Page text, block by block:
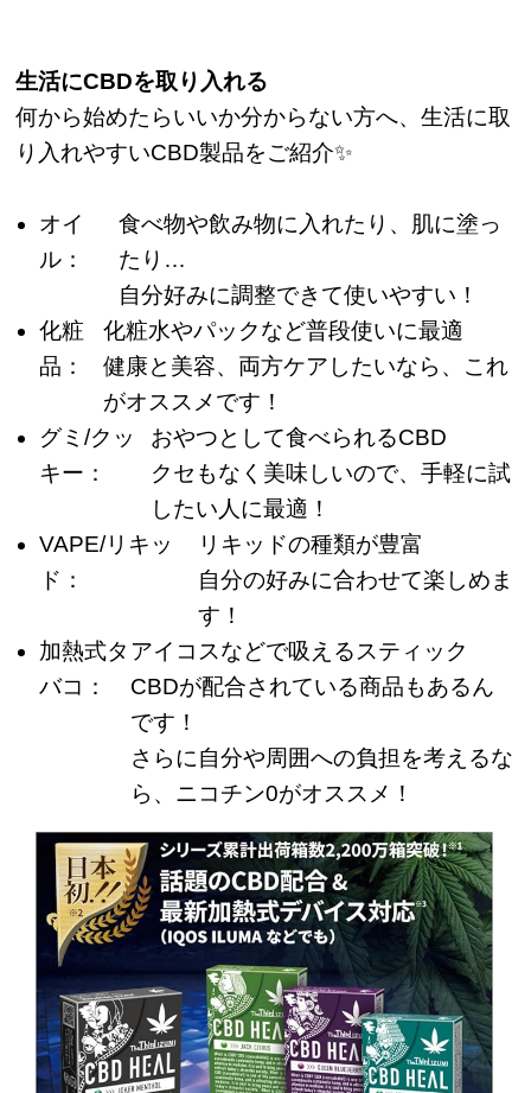
生活にCBDを取り入れる
何から始めたらいいか分からない方へ、生活に取
り入れやすいCBD製品をご紹介✨
オイ
ル：
食べ物や飲み物に入れたり、肌に塗っ
たり…
自分好みに調整できて使いやすい！
化粧
品：
化粧水やパックなど普段使いに最適
健康と美容、両方ケアしたいなら、これ
がオススメです！
グミ/クッ
キー：
おやつとして食べられるCBD
クセもなく美味しいので、手軽に試
したい人に最適！
VAPE/リキッ
ド：
リキッドの種類が豊富
自分の好みに合わせて楽しめま
す！
加熱式タ
バコ：
アイコスなどで吸えるスティック
CBDが配合されている商品もあるん
です！
さらに自分や周囲への負担を考えるな
ら、ニコチン0がオススメ！